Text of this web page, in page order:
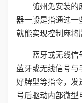
随州免安装的
器一般是指通过一
就能实现控制麻将
蓝牙或无线信
蓝牙或无线信号与
好牌型等指令，发
号后驱动内部微型